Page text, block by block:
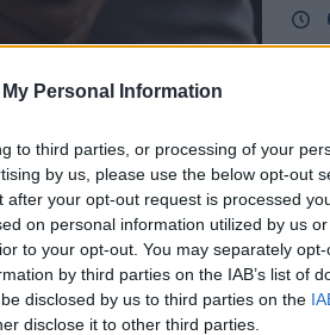
Personal Information
to third parties, or processing of your
by us, please use the below opt-out
your opt-out request is processed
on personal information utilized by us
to your opt-out. You may separately
by third parties on the IAB’s list of
disclosed by us to third parties on the
disclose it to other third parties.
άνδρας, ο οποίος
σπίτι της 46χρονης
Βόλβης. Ο
της
αυτόφωρη